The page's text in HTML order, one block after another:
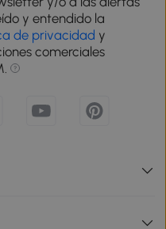
y entendido la
de privacidad y
comerciales